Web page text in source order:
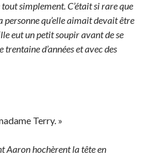
simplement. C’était si rare que
personne qu’elle aimait devait être
eut un petit soupir avant de se
d’années et avec des
Terry. »
Aaron hochèrent la tête en